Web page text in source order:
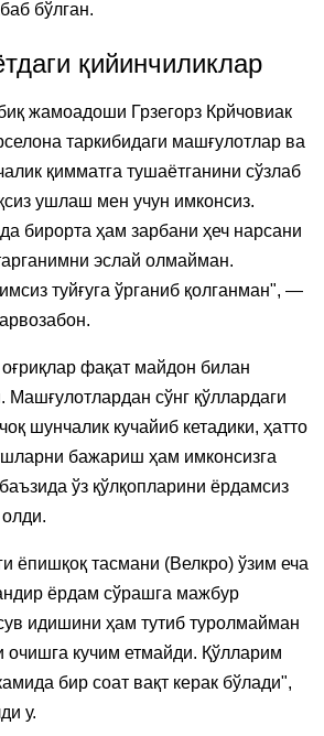
бўлган.
қийинчиликлар
жамоадоши Грзегорз Крйчовиак
таркибидаги машғулотлар ва
қимматга тушаётганини сўзлаб
ушлаш мен учун имконсиз.
бирорта ҳам зарбани ҳеч нарсани
эслай олмайман.
туйғуга ўрганиб қолганман", —
фақат майдон билан
Машғулотлардан сўнг қўллардаги
шунчалик кучайиб кетадики, ҳатто
бажариш ҳам имконсизга
ўз қўлқопларини ёрдамсиз
ёпишқоқ тасмани (Велкро) ўзим еча
ёрдам сўрашга мажбур
идишини ҳам тутиб туролмайман
очишга кучим етмайди. Қўлларим
бир соат вақт керак бўлади",
у.